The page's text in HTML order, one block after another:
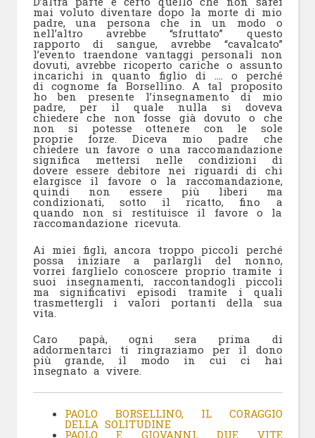
mai voluto diventare dopo la morte di mio
padre, una persona che in un modo o
nell’altro avrebbe “sfruttato” questo
rapporto di sangue, avrebbe “cavalcato”
l’evento traendone vantaggi personali non
dovuti, avrebbe ricoperto cariche o assunto
incarichi in quanto figlio di …. o perché
di cognome fa Borsellino. A tal proposito
ho ben presente l’insegnamento di mio
padre, per il quale nulla si doveva
chiedere che non fosse già dovuto o che
non si potesse ottenere con le sole
proprie forze. Diceva mio padre che
chiedere un favore o una raccomandazione
significa mettersi nelle condizioni di
dovere essere debitore nei riguardi di chi
elargisce il favore o la raccomandazione,
quindi non essere più liberi ma
condizionati, sotto il ricatto, fino a
quando non si restituisce il favore o la
raccomandazione ricevuta.
Ai miei figli, ancora troppo piccoli perché
possa iniziare a parlargli del nonno,
vorrei farglielo conoscere proprio tramite i
suoi insegnamenti, raccontandogli piccoli
ma significativi episodi tramite i quali
trasmettergli i valori portanti della sua
vita.
Caro papà, ogni sera prima di
addormentarci ti ringraziamo per il dono
più grande, il modo in cui ci hai
insegnato a vivere.
PAOLO BORSELLINO, IL CORAGGIO
DELLA SOLITUDINE
PAOLO E GIOVANNI, DUE VITE